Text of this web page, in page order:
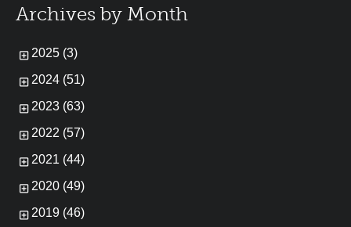
Archives by Month
2025 (3)
2024 (51)
2023 (63)
2022 (57)
2021 (44)
2020 (49)
2019 (46)